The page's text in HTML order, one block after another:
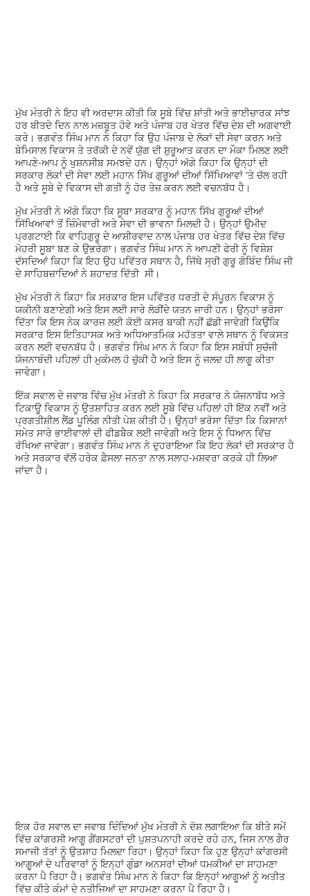
ਮੁੱਖ ਮੰਤਰੀ ਨੇ ਇਹ ਵੀ ਅਰਦਾਸ ਕੀਤੀ ਕਿ ਸੂਬੇ ਵਿੱਚ ਸ਼ਾਂਤੀ ਅਤੇ ਭਾਈਚਾਰਕ ਸਾਂਝ
ਹਰ ਬੀਤਦੇ ਦਿਨ ਨਾਲ ਮਜ਼ਬੂਤ ਹੋਵੇ ਅਤੇ ਪੰਜਾਬ ਹਰ ਖੇਤਰ ਵਿੱਚ ਦੇਸ਼ ਦੀ ਅਗਵਾਈ
ਕਰੇ। ਭਗਵੰਤ ਸਿੰਘ ਮਾਨ ਨੇ ਕਿਹਾ ਕਿ ਉਹ ਪੰਜਾਬ ਦੇ ਲੋਕਾਂ ਦੀ ਸੇਵਾ ਕਰਨ ਅਤੇ
ਬੇਮਿਸਾਲ ਵਿਕਾਸ ਤੇ ਤਰੱਕੀ ਦੇ ਨਵੇਂ ਯੁੱਗ ਦੀ ਸ਼ੁਰੂਆਤ ਕਰਨ ਦਾ ਮੌਕਾ ਮਿਲਣ ਲਈ
ਆਪਣੇ-ਆਪ ਨੂੰ ਖੁਸ਼ਨਸੀਬ ਸਮਝਦੇ ਹਨ। ਉਨ੍ਹਾਂ ਅੱਗੇ ਕਿਹਾ ਕਿ ਉਨ੍ਹਾਂ ਦੀ
ਸਰਕਾਰ ਲੋਕਾਂ ਦੀ ਸੇਵਾ ਲਈ ਮਹਾਨ ਸਿੱਖ ਗੁਰੂਆਂ ਦੀਆਂ ਸਿੱਖਿਆਵਾਂ 'ਤੇ ਚੱਲ ਰਹੀ
ਹੈ ਅਤੇ ਸੂਬੇ ਦੇ ਵਿਕਾਸ ਦੀ ਗਤੀ ਨੂੰ ਹੋਰ ਤੇਜ਼ ਕਰਨ ਲਈ ਵਚਨਬੱਧ ਹੈ।
ਮੁੱਖ ਮੰਤਰੀ ਨੇ ਅੱਗੇ ਕਿਹਾ ਕਿ ਸੂਬਾ ਸਰਕਾਰ ਨੂੰ ਮਹਾਨ ਸਿੱਖ ਗੁਰੂਆਂ ਦੀਆਂ
ਸਿੱਖਿਆਵਾਂ ਤੋਂ ਜ਼ਿੰਮੇਵਾਰੀ ਅਤੇ ਸੇਵਾ ਦੀ ਭਾਵਨਾ ਮਿਲਦੀ ਹੈ। ਉਨ੍ਹਾਂ ਉਮੀਦ
ਪ੍ਰਗਟਾਈ ਕਿ ਵਾਹਿਗੁਰੂ ਦੇ ਆਸ਼ੀਰਵਾਦ ਨਾਲ ਪੰਜਾਬ ਹਰ ਖੇਤਰ ਵਿੱਚ ਦੇਸ਼ ਵਿੱਚ
ਮੋਹਰੀ ਸੂਬਾ ਬਣ ਕੇ ਉਭਰੇਗਾ। ਭਗਵੰਤ ਸਿੰਘ ਮਾਨ ਨੇ ਆਪਣੀ ਫੇਰੀ ਨੂੰ ਵਿਸ਼ੇਸ਼
ਦੱਸਦਿਆਂ ਕਿਹਾ ਕਿ ਇਹ ਉਹ ਪਵਿੱਤਰ ਸਥਾਨ ਹੈ, ਜਿੱਥੇ ਸ੍ਰੀ ਗੁਰੂ ਗੋਬਿੰਦ ਸਿੰਘ ਜੀ
ਦੇ ਸਾਹਿਬਜ਼ਾਦਿਆਂ ਨੇ ਸ਼ਹਾਦਤ ਦਿੱਤੀ ਸੀ।
ਮੁੱਖ ਮੰਤਰੀ ਨੇ ਕਿਹਾ ਕਿ ਸਰਕਾਰ ਇਸ ਪਵਿੱਤਰ ਧਰਤੀ ਦੇ ਸੰਪੂਰਨ ਵਿਕਾਸ ਨੂੰ
ਯਕੀਨੀ ਬਣਾਏਗੀ ਅਤੇ ਇਸ ਲਈ ਸਾਰੇ ਲੋੜੀਂਦੇ ਯਤਨ ਜਾਰੀ ਹਨ। ਉਨ੍ਹਾਂ ਭਰੋਸਾ
ਦਿੱਤਾ ਕਿ ਇਸ ਨੇਕ ਕਾਰਜ ਲਈ ਕੋਈ ਕਸਰ ਬਾਕੀ ਨਹੀਂ ਛੱਡੀ ਜਾਵੇਗੀ ਕਿਉਂਕਿ
ਸਰਕਾਰ ਇਸ ਇਤਿਹਾਸਕ ਅਤੇ ਅਧਿਆਤਮਿਕ ਮਹੱਤਤਾ ਵਾਲੇ ਸਥਾਨ ਨੂੰ ਵਿਕਸਤ
ਕਰਨ ਲਈ ਵਚਨਬੱਧ ਹੈ। ਭਗਵੰਤ ਸਿੰਘ ਮਾਨ ਨੇ ਕਿਹਾ ਕਿ ਇਸ ਸਬੰਧੀ ਸੁਚੱਜੀ
ਯੋਜਨਾਬੰਦੀ ਪਹਿਲਾਂ ਹੀ ਮੁਕੰਮਲ ਹੋ ਚੁੱਕੀ ਹੈ ਅਤੇ ਇਸ ਨੂੰ ਜਲਦ ਹੀ ਲਾਗੂ ਕੀਤਾ
ਜਾਵੇਗਾ।
ਇੱਕ ਸਵਾਲ ਦੇ ਜਵਾਬ ਵਿੱਚ ਮੁੱਖ ਮੰਤਰੀ ਨੇ ਕਿਹਾ ਕਿ ਸਰਕਾਰ ਨੇ ਯੋਜਨਾਬੱਧ ਅਤੇ
ਟਿਕਾਊ ਵਿਕਾਸ ਨੂੰ ਉਤਸ਼ਾਹਿਤ ਕਰਨ ਲਈ ਸੂਬੇ ਵਿੱਚ ਪਹਿਲਾਂ ਹੀ ਇੱਕ ਨਵੀਂ ਅਤੇ
ਪ੍ਰਗਤੀਸ਼ੀਲ ਲੈਂਡ ਪੂਲਿੰਗ ਨੀਤੀ ਪੇਸ਼ ਕੀਤੀ ਹੈ। ਉਨ੍ਹਾਂ ਭਰੋਸਾ ਦਿੱਤਾ ਕਿ ਕਿਸਾਨਾਂ
ਸਮੇਤ ਸਾਰੇ ਭਾਈਵਾਲਾਂ ਦੀ ਫੀਡਬੈਕ ਲਈ ਜਾਵੇਗੀ ਅਤੇ ਇਸ ਨੂੰ ਧਿਆਨ ਵਿੱਚ
ਰੱਖਿਆ ਜਾਵੇਗਾ। ਭਗਵੰਤ ਸਿੰਘ ਮਾਨ ਨੇ ਦੁਹਰਾਇਆ ਕਿ ਇਹ ਲੋਕਾਂ ਦੀ ਸਰਕਾਰ ਹੈ
ਅਤੇ ਸਰਕਾਰ ਵੱਲੋਂ ਹਰੇਕ ਫ਼ੈਸਲਾ ਜਨਤਾ ਨਾਲ ਸਲਾਹ-ਮਸ਼ਵਰਾ ਕਰਕੇ ਹੀ ਲਿਆ
ਜਾਂਦਾ ਹੈ।
ਇਕ ਹੋਰ ਸਵਾਲ ਦਾ ਜਵਾਬ ਦਿੰਦਿਆਂ ਮੁੱਖ ਮੰਤਰੀ ਨੇ ਦੋਸ਼ ਲਗਾਇਆ ਕਿ ਬੀਤੇ ਸਮੇਂ
ਵਿੱਚ ਕਾਂਗਰਸੀ ਆਗੂ ਗੈਂਗਸਟਰਾਂ ਦੀ ਪੁਸ਼ਤਪਨਾਹੀ ਕਰਦੇ ਰਹੇ ਹਨ, ਜਿਸ ਨਾਲ ਗੈਰ
ਸਮਾਜੀ ਤੱਤਾਂ ਨੂੰ ਉਤਸ਼ਾਹ ਮਿਲਦਾ ਰਿਹਾ। ਉਨ੍ਹਾਂ ਕਿਹਾ ਕਿ ਹੁਣ ਉਨ੍ਹਾਂ ਕਾਂਗਰਸੀ
ਆਗੂਆਂ ਦੇ ਪਰਿਵਾਰਾਂ ਨੂੰ ਇਨ੍ਹਾਂ ਗੁੰਡਾ ਅਨਸਰਾਂ ਦੀਆਂ ਧਮਕੀਆਂ ਦਾ ਸਾਹਮਣਾ
ਕਰਨਾ ਪੈ ਰਿਹਾ ਹੈ। ਭਗਵੰਤ ਸਿੰਘ ਮਾਨ ਨੇ ਕਿਹਾ ਕਿ ਇਨ੍ਹਾਂ ਆਗੂਆਂ ਨੂੰ ਅਤੀਤ
ਵਿੱਚ ਕੀਤੇ ਕੰਮਾਂ ਦੇ ਨਤੀਜਿਆਂ ਦਾ ਸਾਹਮਣਾ ਕਰਨਾ ਪੈ ਰਿਹਾ ਹੈ।